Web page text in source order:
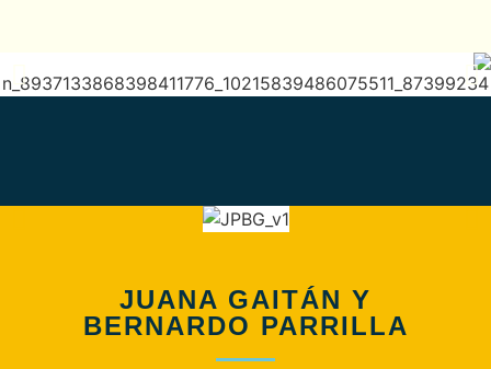
JUANA GAITÁN Y
BERNARDO PARRILLA